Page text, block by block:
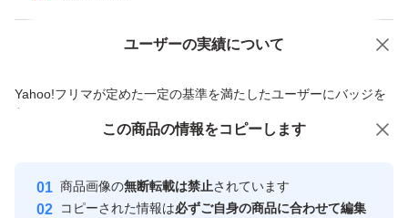
ユーザーの実績について
Yahoo!フリマが定めた一定の基準を満たしたユーザーにバッジを
付与しています
安心取引出品者
心・安全なユーザーです
価格の相談 商品への質問
この商品の情報をコピーします
商品画像の無断転載は禁止されています
コピーされた情報は必ずご自身の商品に合わせて編集
この商品をみている人にオススメ